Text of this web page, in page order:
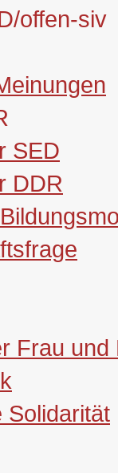
offen-siv
SED
DDR
Frau und
Solidarität